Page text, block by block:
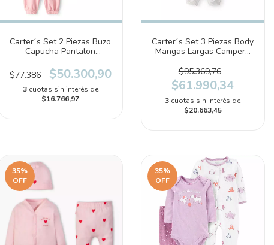
Carter´s Set 2 Piezas Buzo
Capucha Pantalon
$77.386
$50.300,90
3 cuotas sin interés de
$16.766,97
Carter´s Set 3 Piezas Body
Mangas Largas Campera
Manzanas (1T845810)
$95.369,76
$61.990,34
3 cuotas sin interés de
$20.663,45
35%
OFF
35%
OFF